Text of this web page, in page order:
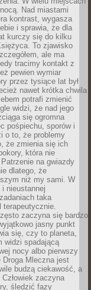
Nad miastami
kontrast, wygasza
i sprawia, że dla
kurczy się do kilku
To zjawisko
ale ma
tracimy kontakt z
pewien wymiar
przez tysiące lat był
nawet krótka chwila
potrafi zmienić
widzi, że nad jego
się ogromna
pośpiechu, sporów i
o to, że problemy
że zmienia się ich
która nie
na gwiazdy
dlatego, że
niż my sami. W
i nieustannej
taka
terapeutycznie.
zaczyna się bardzo
jasny punkt
się, czy to planeta,
widzi spadającą
nocy albo pierwszy
Mleczna jest
budzą ciekawość, a
zaczyna
śledzić fazy